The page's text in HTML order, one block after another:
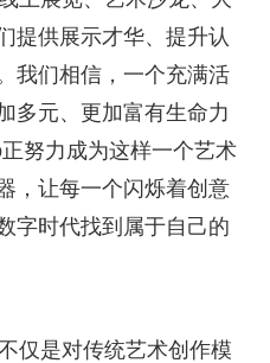
提供展示才华、提升认
我们相信，一个充满活
多元、更加富有生命力
努力成为这样一个艺术
，让每一个闪烁着创意
字时代找到属于自己的
仅是对传统艺术创作模